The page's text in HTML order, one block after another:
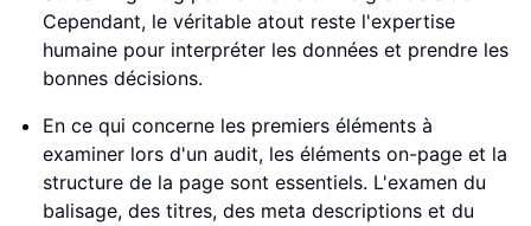
Cependant, le véritable atout reste l'expertise
humaine pour interpréter les données et prendre les
bonnes décisions.
En ce qui concerne les premiers éléments à
examiner lors d'un audit, les éléments on-page et la
structure de la page sont essentiels. L'examen du
balisage, des titres, des meta descriptions et du